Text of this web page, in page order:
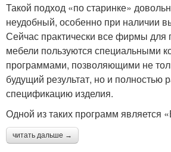
Такой подход «по старинке»
неудобный, особенно при наличии
Сейчас практически все фирмы для
мебели пользуются специальными
программами, позволяющими не
будущий результат, но и полностью
спецификацию изделия.
Одной из таких программ является
читать дальше →